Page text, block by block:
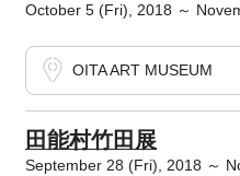
October 5 (Fri), 2018 ～
OITA ART MUSEUM
田能村竹田展
September 28 (Fri), 2018 ～